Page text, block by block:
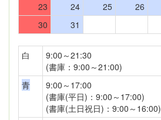
23
24 25 26
30
31
白
9:00～21:30
(書庫：9:00～21:00)
青
9:00～17:00
(書庫(平日)：9:00～17:00)
(書庫(土日祝日)：9:00～16:00)